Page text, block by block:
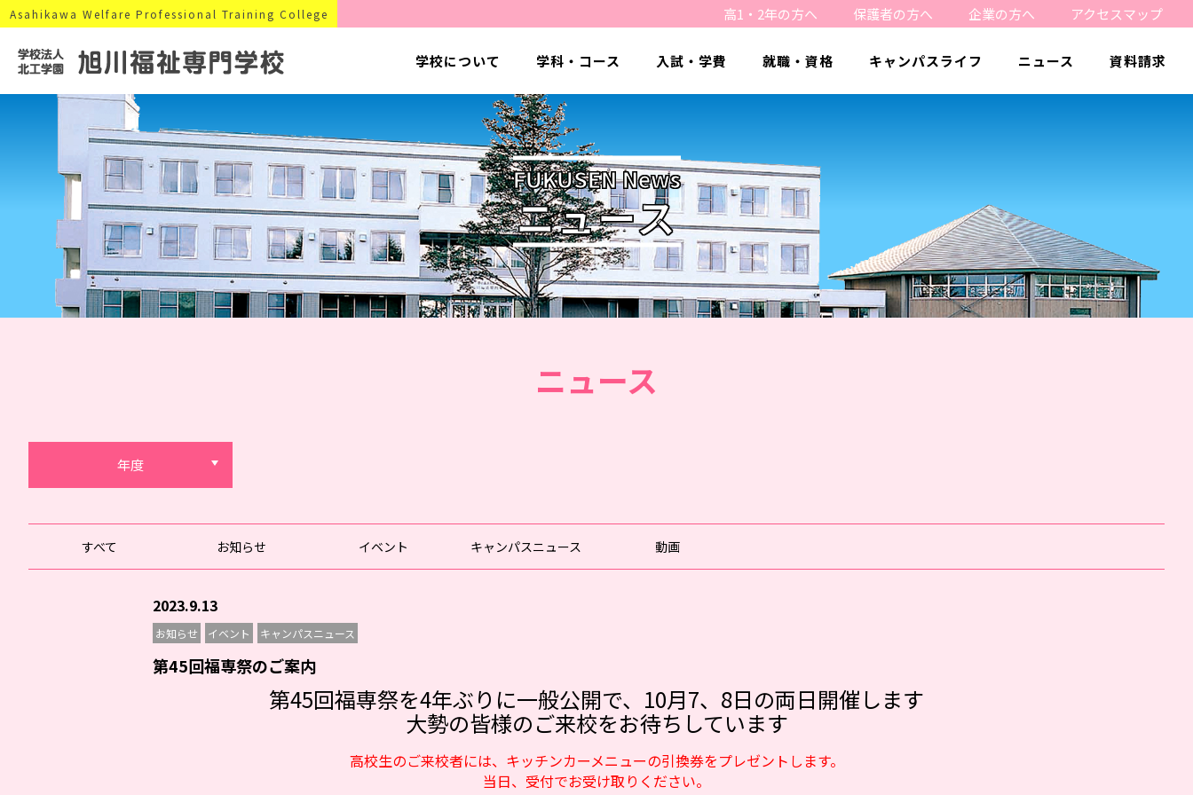
Asahikawa Welfare Professional Training College 高1・2年の方へ 保護者の方へ 企業の方へ アクセスマップ
学校について 学科・コース 入試・学費 就職・資格 キャンパスライフ ニュース 資料請求
FUKUSEN News
ニュース
ニュース
年度
すべて お知らせ イベント キャンパスニュース 動画
2023.9.13
お知らせ イベント キャンパスニュース
第45回福専祭のご案内
第45回福専祭を4年ぶりに一般公開で、10月7、8日の両日開催します
大勢の皆様のご来校をお待ちしています
高校生のご来校者には、キッチンカーメニューの引換券をプレゼントします。
当日、受付でお受け取りください。